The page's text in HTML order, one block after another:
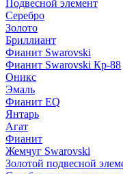
Подвесной элемент
Серебро
Золото
Бриллиант
Фианит Swarovski
Фианит Swarovski Кр-88
Оникс
Эмаль
Фианит EQ
Янтарь
Агат
Фианит
Жемчуг Swarovski
Золотой подвесной